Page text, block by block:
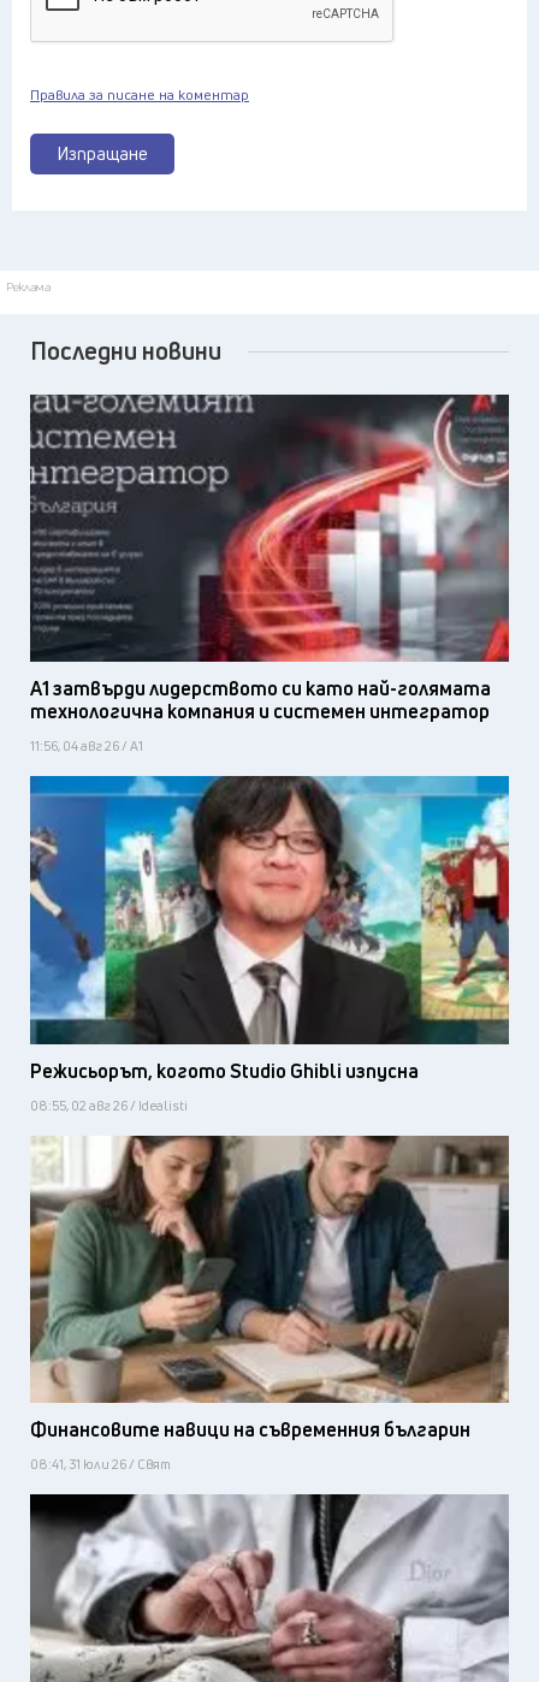
Изпращане
Правила за писане на коментар
Реклама
Последни новини
А1 затвърди лидерството си като най-голямата
технологична компания и системен интегратор
11:56, 04 авг 26 / А1
Режисьорът, когото Studio Ghibli изпусна
08:55, 02 авг 26 / Idealisti
Финансовите навици на съвременния българин
08:41, 31 юли 26 / Свят